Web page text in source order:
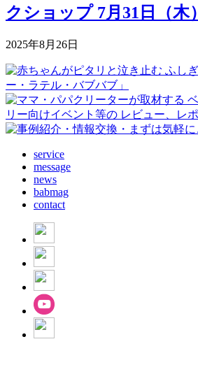
クショップ 7月31日（木）
2025年8月26日
service
message
news
babmag
contact